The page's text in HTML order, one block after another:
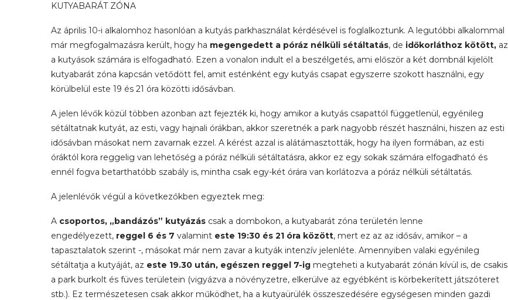
KUTYABARÁT ZÓNA
Az április 10-i alkalomhoz hasonlóan a kutyás parkhasználat kérdésével is foglalkoztunk. A legutóbbi alkalommal
már megfogalmazásra került, hogy ha megengedett a póráz nélküli sétáltatás, de időkorláthoz kötött, az
a kutyások számára is elfogadható. Ezen a vonalon indult el a beszélgetés, ami először a két dombnál kijelölt
kutyabarát zóna kapcsán vetődött fel, amit esténként egy kutyás csapat egyszerre szokott használni, egy
körülbelül este 19 és 21 óra közötti idősávban.
A jelen lévők közül többen azonban azt fejezték ki, hogy amikor a kutyás csapattól függetlenül, egyénileg
sétáltatnak kutyát, az esti, vagy hajnali órákban, akkor szeretnék a park nagyobb részét használni, hiszen az esti
idősávban másokat nem zavarnak ezzel. A kérést azzal is alátámasztották, hogy ha ilyen formában, az esti
óráktól kora reggelig van lehetőség a póráz nélküli sétáltatásra, akkor ez egy sokak számára elfogadható és
ennél fogva betarthatóbb szabály is, mintha csak egy-két órára van korlátozva a póráz nélküli sétáltatás.
A jelenlévők végül a következőkben egyeztek meg:
A csoportos, „bandázós” kutyázás csak a dombokon, a kutyabarát zóna területén lenne
engedélyezett, reggel 6 és 7 valamint este 19:30 és 21 óra között, mert ez az az idősáv, amikor – a
tapasztalatok szerint -, másokat már nem zavar a kutyák intenzív jelenléte. Amennyiben valaki egyénileg
sétáltatja a kutyáját, az este 19.30 után, egészen reggel 7-ig megteheti a kutyabarát zónán kívül is, de csakis
a park burkolt és füves területein (vigyázva a növényzetre, elkerülve az egyébként is körbekerített játszóteret
stb.). Ez természetesen csak akkor működhet, ha a kutyaürülék összeszedésére egységesen minden gazdi